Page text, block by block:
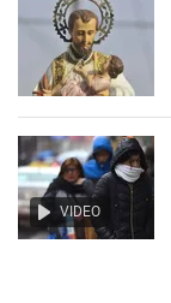
VIDEO